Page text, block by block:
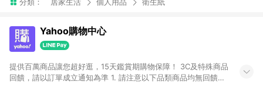
Yahoo購物中心
提供百萬商品讓您超好逛，15天鑑賞期購物保障！ 3C及特殊商品
回饋，請以訂單成立通知為準 1. 請注意以下品類商品均無回饋：